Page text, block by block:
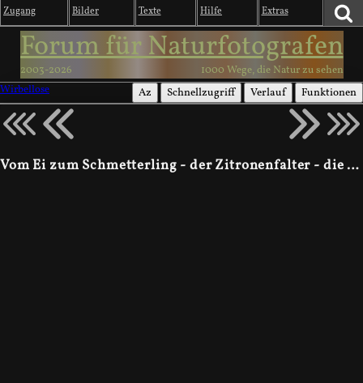
Zugang Bilder Texte Hilfe Extras
Forum für Naturfotografen
2003-2026
1000 Wege, die Natur zu sehen
Wirbellose
Az Schnellzugriff Verlauf Funktionen
Vom Ei zum Schmetterling - der Zitronenfalter - die Metamorphose